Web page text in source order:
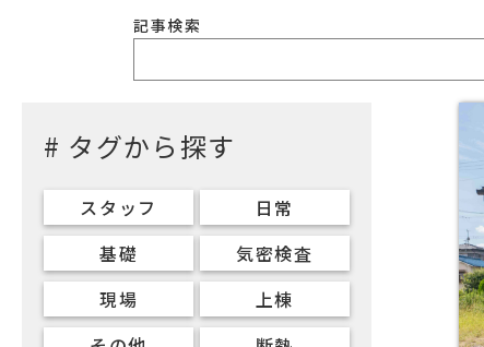
記事検索
# タグから探す
スタッフ
日常
基礎
気密検査
現場
上棟